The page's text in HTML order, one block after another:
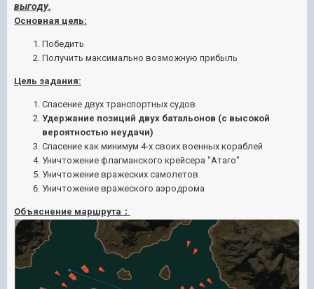
выгоду.
Основная цель:
Победить
Получить максимально возможную прибыль
Цель задания:
Спасение двух транспортных судов
Удержание позиций двух батальонов (с высокой
вероятностью неудачи)
Спасение как минимум 4-х своих военных кораблей
Уничтожение флагманского крейсера "Атаго"
Уничтожение вражеских самолетов
Уничтожение вражеского аэродрома
Объяснение маршрута：